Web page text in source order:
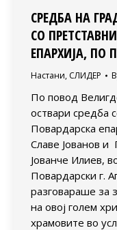
СРЕДБА НА
СО
ЕПАРХИЈА, ПО
Настани, СЛИДЕР
По повод
оствари средба
Повардарска
Славе Јованов и
Јованче Илиев,
Повардарски г.
разговараше за
на овој голем
храмовите во